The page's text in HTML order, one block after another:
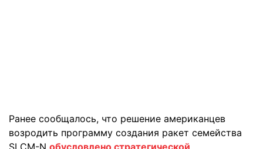
Ранее сообщалось, что решение американцев
возродить программу создания ракет семейства